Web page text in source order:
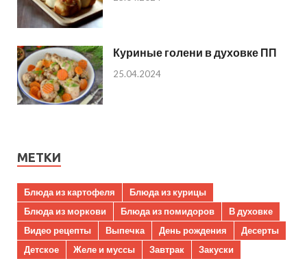
Куриные голени в духовке ПП
25.04.2024
МЕТКИ
Блюда из картофеля
Блюда из курицы
Блюда из моркови
Блюда из помидоров
В духовке
Видео рецепты
Выпечка День рождения
Десерты
Детское
Желе и муссы Завтрак
Закуски